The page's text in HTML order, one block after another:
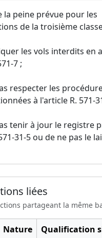
la peine prévue pour les
de la troisième
les vols interdits en
7 ;
respecter les
à l'article R. 571-
tenir à jour le registre
31-5 ou de ne pas le
liées
partageant la même
Nature
Qualification